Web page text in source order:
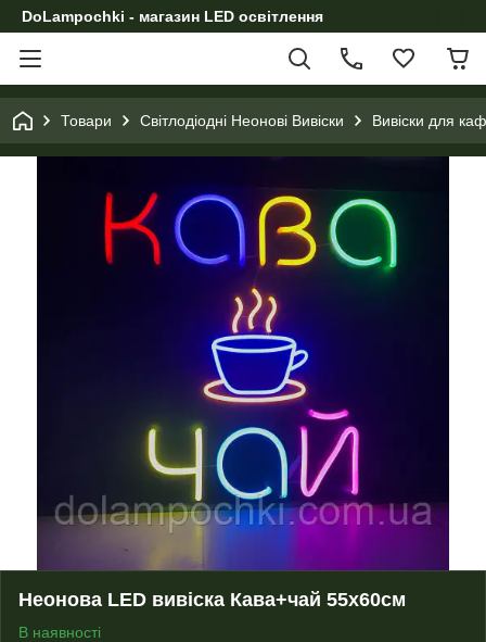
DoLampochki - магазин LED освітлення
Товари Світлодіодні Неонові Вивіски Вивіски для
Неонова LED вивіска Кава+чай 55х60см
В наявності